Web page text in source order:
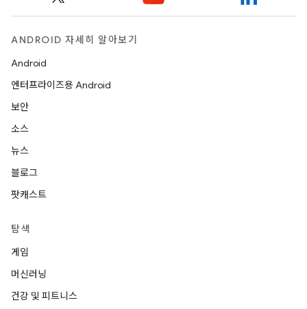
ANDROID 자세히 알아보기
Android
엔터프라이즈용 Android
보안
소스
뉴스
블로그
팟캐스트
탐색
게임
머신러닝
건강 및 피트니스